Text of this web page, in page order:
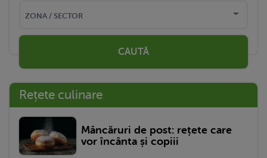
CAUTĂ
Rețete culinare
Mâncăruri de post: rețete care
vor încânta și copiii